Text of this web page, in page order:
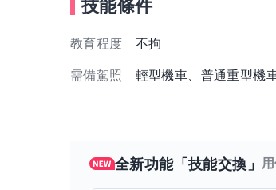
技能條件
教育程度 不拘
需備駕照 輕型機車、普通重型機
全新功能「技能交換」